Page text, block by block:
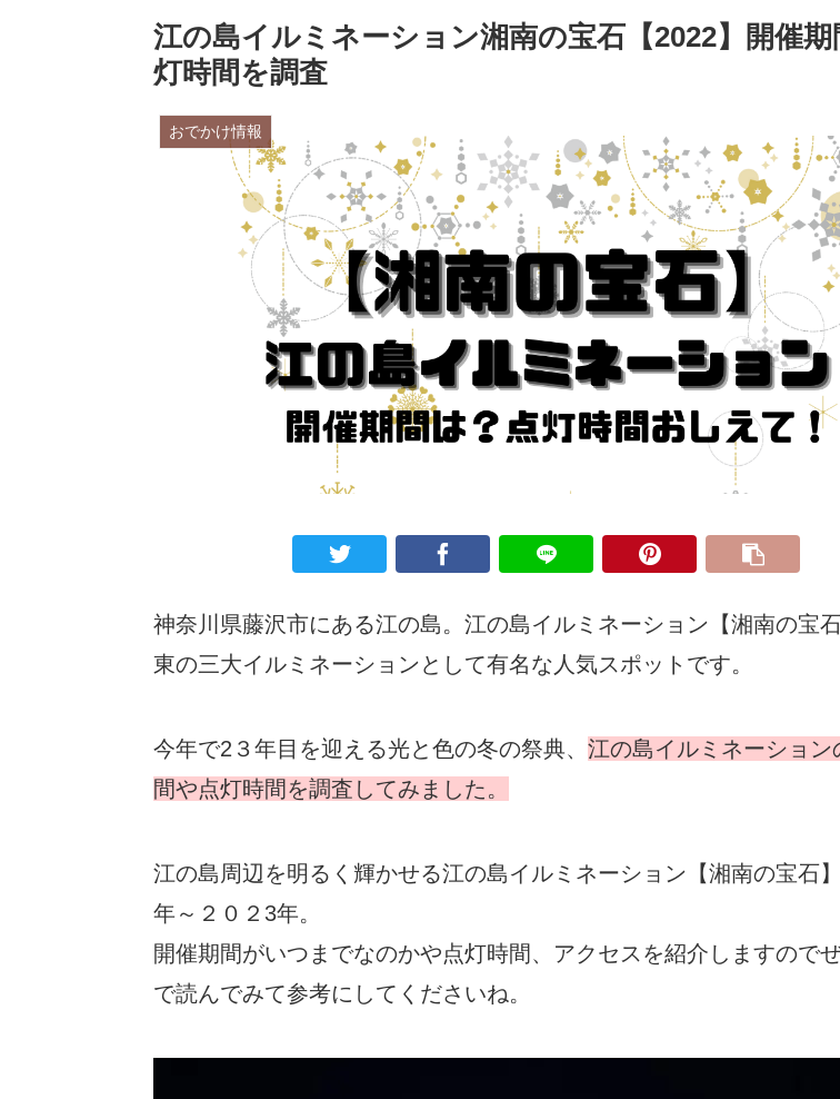
江の島イルミネーション湘南の宝石【2022】開催期
灯時間を調査
おでかけ情報
神奈川県藤沢市にある江の島。江の島イルミネーション【湘南の宝
東の三大イルミネーションとして有名な人気スポットです。
今年で2３年目を迎える光と色の冬の祭典、 江の島イルミネーション
間や点灯時間を調査してみました。
江の島周辺を明るく輝かせる江の島イルミネーション【湘南の宝石
年～２０２3年。
開催期間がいつまでなのかや点灯時間、アクセスを紹介しますので
で読んでみて参考にしてくださいね。